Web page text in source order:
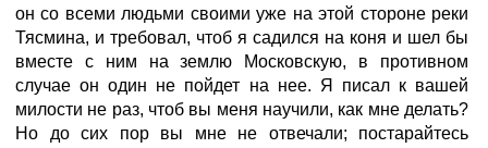
он со всеми людьми своими уже на этой стороне реки
Тясмина, и требовал, чтоб я садился на коня и шел бы
вместе с ним на землю Московскую, в противном
случае он один не пойдет на нее. Я писал к вашей
милости не раз, чтоб вы меня научили, как мне делать?
Но до сих пор вы мне не отвечали; постарайтесь